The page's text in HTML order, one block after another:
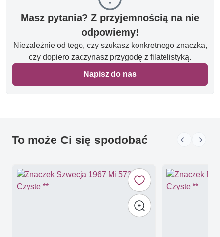
Masz pytania? Z przyjemnością na nie
odpowiemy!
Niezależnie od tego, czy szukasz konkretnego znaczka,
czy dopiero zaczynasz przygodę z filatelistyką.
Napisz do nas
To może Ci się spodobać